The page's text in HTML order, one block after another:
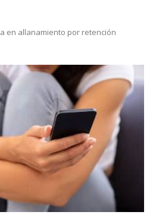
en allanamiento por retención